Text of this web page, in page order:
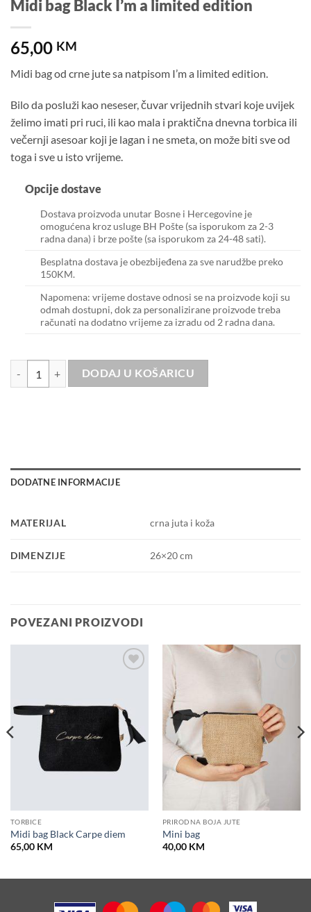
Midi bag Black I’m a limited edition
65,00 KM
Midi bag od crne jute sa natpisom I’m a limited edition.
Bilo da posluži kao neseser, čuvar vrijednih stvari koje uvijek
želimo imati pri ruci, ili kao mala i praktična dnevna torbica ili
večernji asesoar koji je lagan i ne smeta, on može biti sve od
toga i sve u isto vrijeme.
Opcije dostave
Dostava proizvoda unutar Bosne i Hercegovine je
omogućena kroz usluge BH Pošte (sa isporukom za 2-3
radna dana) i brze pošte (sa isporukom za 24-48 sati).
Besplatna dostava je obezbijeđena za sve narudžbe preko
150KM.
Napomena: vrijeme dostave odnosi se na proizvode koji su
odmah dostupni, dok za personalizirane proizvode treba
računati na dodatno vrijeme za izradu od 2 radna dana.
Midi bag Black I'm a limited edition količina
DODAJ U KOŠARICU
DODATNE INFORMACIJE
MATERIJAL crna juta i koža
DIMENZIJE 26×20 cm
POVEZANI PROIZVODI
TORBICE
Midi bag Black Carpe diem
65,00 KM
PRIRODNA BOJA JUTE
Mini bag
40,00 KM